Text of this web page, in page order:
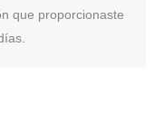
que proporcionaste